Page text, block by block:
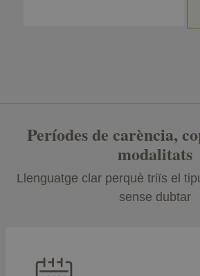
Períodes de carència,
modalitats
Llenguatge clar perquè triïs el
sense dubtar
Hay coberturas que no podrás